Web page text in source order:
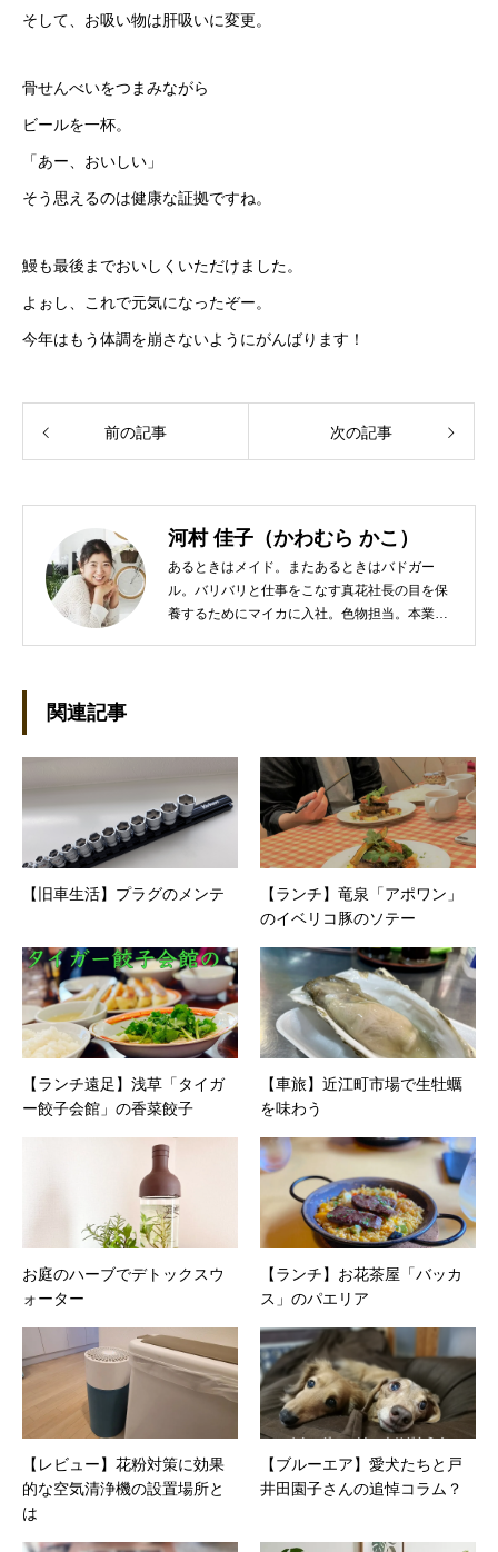
そして、お吸い物は肝吸いに変更。
骨せんべいをつまみながら
ビールを一杯。
「あー、おいしい」
そう思えるのは健康な証拠ですね。
鰻も最後までおいしくいただけました。
よぉし、これで元気になったぞー。
今年はもう体調を崩さないようにがんばります！
前の記事 次の記事
河村 佳子（かわむら かこ）
あるときはメイド。またあるときはバドガー
ル。バリバリと仕事をこなす真花社長の目を保
養するためにマイカに入社。色物担当。本業は
べく上京。設立して間もない会社に携わること
が多かったので、総務的な社内整備を得意とす
る。●連絡先 メール：kako@office-mica.com
関連記事
【旧車生活】プラグのメンテ
【ランチ】竜泉「アポワン」
のイベリコ豚のソテー
【ランチ遠足】浅草「タイガ
ー餃子会館」の香菜餃子
【車旅】近江町市場で生牡蠣
を味わう
お庭のハーブでデトックスウ
ォーター
【ランチ】お花茶屋「バッカ
ス」のパエリア
【レビュー】花粉対策に効果
的な空気清浄機の設置場所と
は
【ブルーエア】愛犬たちと戸
井田園子さんの追悼コラム？